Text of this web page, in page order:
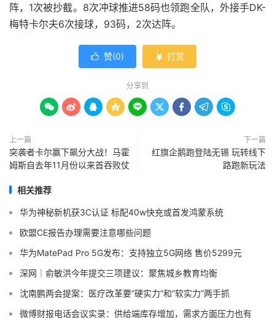
阵，1次被抄截。8次冲球推进58码也领跑全队，外接手DK-
梅特卡尔夫6次接球，93码，2次达阵。
 赞(0)  打赏
分享到
        
上一篇
突袭者卡尔赢下飙分大战！马霍
姆斯自去年11月份以来首吞败仗
下一篇
红旗企鹅跑登陆无锡 玩转线下
路跑新玩法
相关推荐
华为神秘新机获3C认证 标配40w快充或首发鸿蒙系统
欧盟CE报告办理需要注意哪些问题
华为MatePad Pro 5G发布：支持独立5G网络 售价5299元
深网｜俞敏洪今年提交三项建议：聚焦城乡教育均衡
沈南鹏两会提案：医疗改革要“硬实力”和“软实力”两手抓
微博财报电话会议实录：供给端库存增加，需求方面压力也有